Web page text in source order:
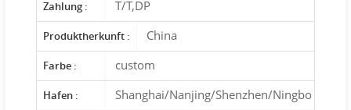
Zahlung : T/T,DP
Produktherkunft : China
Farbe : custom
Hafen : Shanghai/Nanjing/Shenzhen/Ningbo